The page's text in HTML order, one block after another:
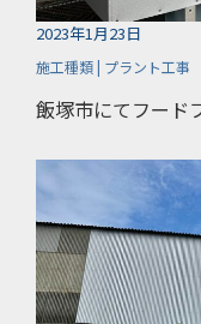
2023年1月23日
施工種類 | プラント工事
飯塚市にてフード